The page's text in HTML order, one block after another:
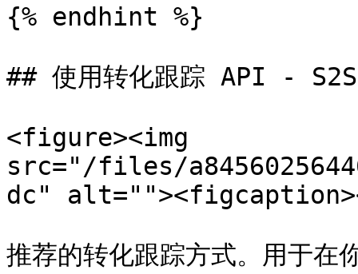
{% endhint %}
## 使用转化跟踪 API - S2S
<figure><img
src="/files/
dc"
推荐的转化跟踪方式。用于在